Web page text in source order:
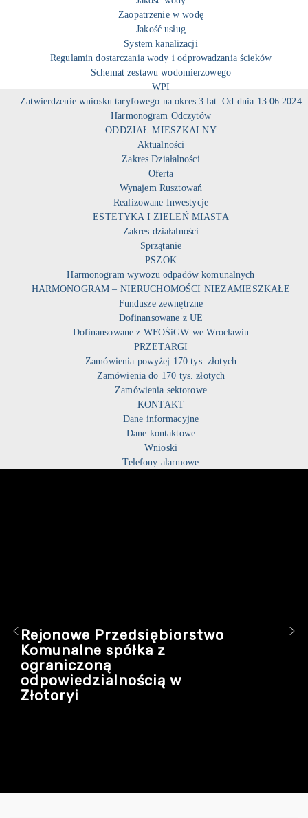
Zaopatrzenie w wodę
Jakość usług
System kanalizacji
Regulamin dostarczania wody i odprowadzania ścieków
Schemat zestawu wodomierzowego
WPI
Zatwierdzenie wniosku taryfowego na okres 3 lat. Od dnia 13.06.2024
Harmonogram Odczytów
ODDZIAŁ MIESZKALNY
Aktualności
Zakres Działalności
Oferta
Wynajem Rusztowań
Realizowane Inwestycje
ESTETYKA I ZIELEŃ MIASTA
Zakres działalności
Sprzątanie
PSZOK
Harmonogram wywozu odpadów komunalnych
HARMONOGRAM – NIERUCHOMOŚCI NIEZAMIESZKAŁE
Fundusze zewnętrzne
Dofinansowane z UE
Dofinansowane z WFOŚiGW we Wrocławiu
PRZETARGI
Zamówienia powyżej 170 tys. złotych
Zamówienia do 170 tys. złotych
Zamówienia sektorowe
KONTAKT
Dane informacyjne
Dane kontaktowe
Wnioski
Telefony alarmowe
Rejonowe Przedsiębiorstwo
Komunalne spółka z
ograniczoną
odpowiedzialnością w
Złotoryi